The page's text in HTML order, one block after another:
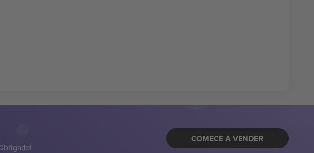
COMECE A VENDER